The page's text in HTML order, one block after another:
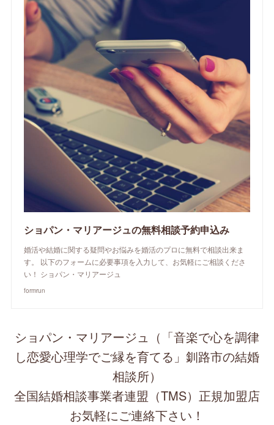
ショパン・マリアージュの無料相談予約申込み
婚活や結婚に関する疑問やお悩みを婚活のプロに無料で相談出来ま
す。 以下のフォームに必要事項を入力して、お気軽にご相談くださ
い！ ショパン・マリアージュ
formrun
ショパン・マリアージュ（「音楽で心を調律
し恋愛心理学でご縁を育てる」釧路市の結婚
相談所）
全国結婚相談事業者連盟（TMS）正規加盟店
お気軽にご連絡下さい！